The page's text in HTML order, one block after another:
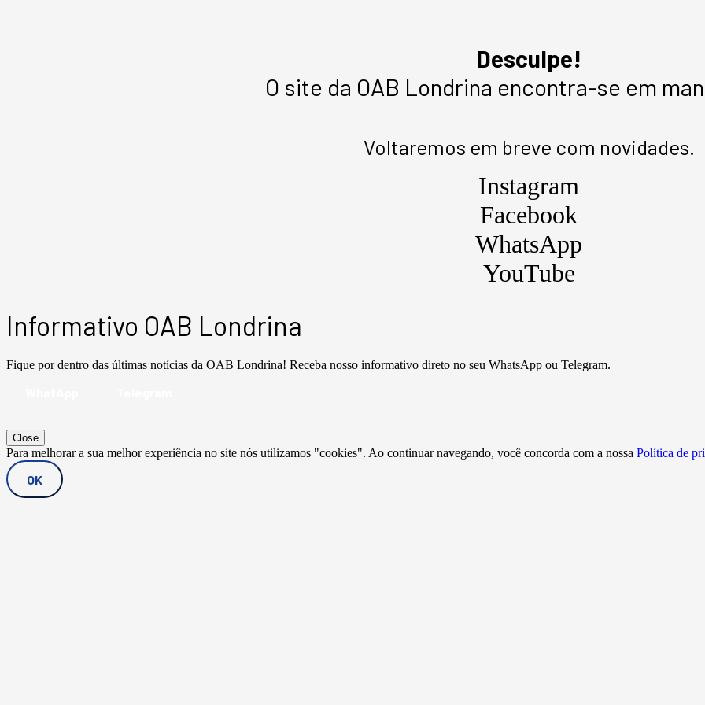
Desculpe!
O site da OAB Londrina encontra-se em
Voltaremos em breve com novidades.
Instagram
Facebook
WhatsApp
YouTube
Informativo OAB Londrina
Fique por dentro das últimas notícias da OAB Londrina! Receba nosso informativo direto no seu WhatsApp ou Telegram.
Close
Para melhorar a sua melhor experiência no site nós utilizamos "cookies". Ao continuar navegando, você concorda com a nossa Política de
OK